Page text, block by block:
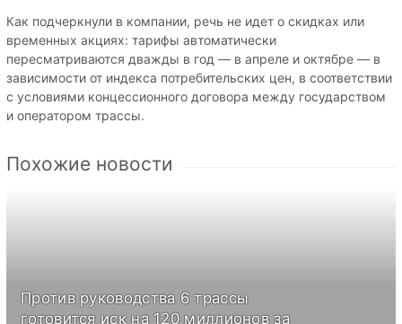
Как подчеркнули в компании, речь не идет о скидках или
временных акциях: тарифы автоматически
пересматриваются дважды в год — в апреле и октябре — в
зависимости от индекса потребительских цен, в соответствии
с условиями концессионного договора между государством
и оператором трассы.
Похожие новости
Против руководства 6 трассы
готовится иск на 120 миллионов за